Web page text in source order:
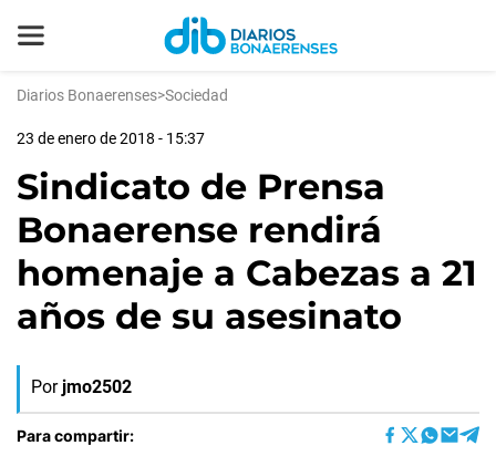
Diarios Bonaerenses>Sociedad
23 de enero de 2018 - 15:37
Sindicato de Prensa
Bonaerense rendirá
homenaje a Cabezas a 21
años de su asesinato
Por jmo2502
Para compartir: